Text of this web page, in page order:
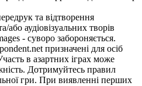
та відтворення
або аудіовізуальних творів
- суворо забороняється.
призначені для осіб
в азартних іграх може
Дотримуйтесь правил
гри. При виявленні перших